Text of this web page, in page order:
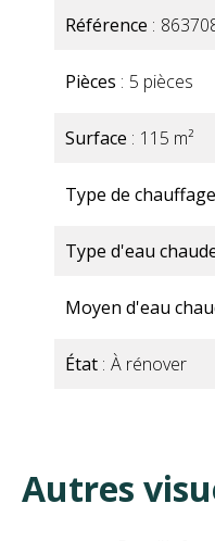
Référence
Pièces 5 pièces
Surface 115 m²
Type de chauffage
Type d'eau
Moyen d'eau
État À rénover
Autres